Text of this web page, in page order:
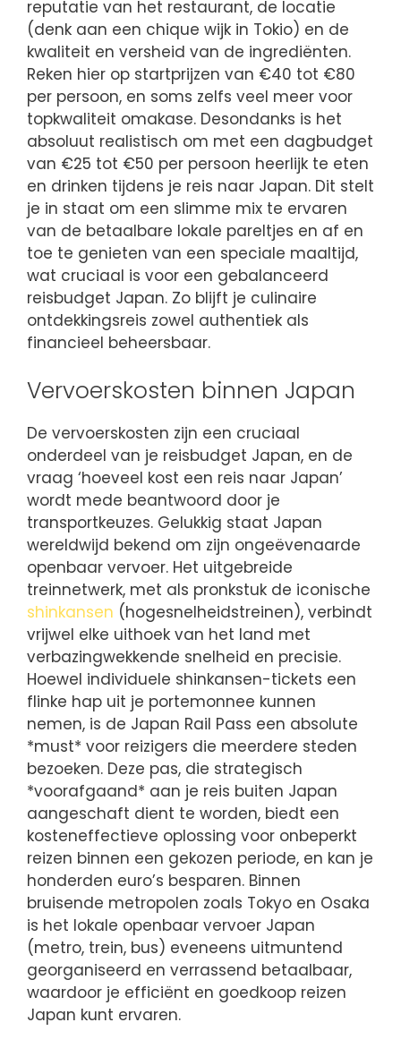
reputatie van het restaurant, de locatie
(denk aan een chique wijk in Tokio) en de
kwaliteit en versheid van de ingrediënten.
Reken hier op startprijzen van €40 tot €80
per persoon, en soms zelfs veel meer voor
topkwaliteit omakase. Desondanks is het
absoluut realistisch om met een dagbudget
van €25 tot €50 per persoon heerlijk te eten
en drinken tijdens je reis naar Japan. Dit stelt
je in staat om een slimme mix te ervaren
van de betaalbare lokale pareltjes en af en
toe te genieten van een speciale maaltijd,
wat cruciaal is voor een gebalanceerd
reisbudget Japan. Zo blijft je culinaire
ontdekkingsreis zowel authentiek als
financieel beheersbaar.
Vervoerskosten binnen Japan
De vervoerskosten zijn een cruciaal
onderdeel van je reisbudget Japan, en de
vraag ‘hoeveel kost een reis naar Japan’
wordt mede beantwoord door je
transportkeuzes. Gelukkig staat Japan
wereldwijd bekend om zijn ongeëvenaarde
openbaar vervoer. Het uitgebreide
treinnetwerk, met als pronkstuk de iconische
shinkansen (hogesnelheidstreinen), verbindt
vrijwel elke uithoek van het land met
verbazingwekkende snelheid en precisie.
Hoewel individuele shinkansen-tickets een
flinke hap uit je portemonnee kunnen
nemen, is de Japan Rail Pass een absolute
*must* voor reizigers die meerdere steden
bezoeken. Deze pas, die strategisch
*voorafgaand* aan je reis buiten Japan
aangeschaft dient te worden, biedt een
kosteneffectieve oplossing voor onbeperkt
reizen binnen een gekozen periode, en kan je
honderden euro’s besparen. Binnen
bruisende metropolen zoals Tokyo en Osaka
is het lokale openbaar vervoer Japan
(metro, trein, bus) eveneens uitmuntend
georganiseerd en verrassend betaalbaar,
waardoor je efficiënt en goedkoop reizen
Japan kunt ervaren.